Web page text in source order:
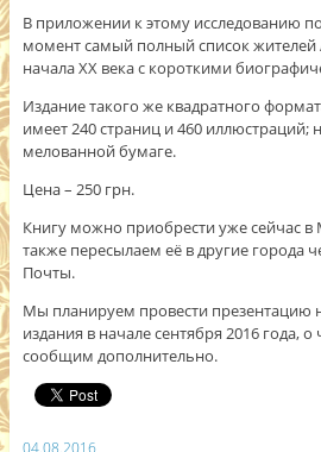
В приложении к этому исследованию
момент самый полный список жителей
начала ХХ века с короткими
Издание такого же квадратного
имеет 240 страниц и 460 иллюстраций;
мелованной бумаге.
Цена – 250 грн.
Книгу можно приобрести уже сейчас
также пересылаем её в другие города
Почты.
Мы планируем провести презентацию
издания в начале сентября 2016 года, о
сообщим дополнительно.
04.08.2016